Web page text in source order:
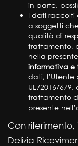
in parte,
I dati raccolti
a soggetti
qualità di
trattamento,
nella
informativa e
dati, l’Utente
UE/2016/
trattamento
presente
Con
Delizia